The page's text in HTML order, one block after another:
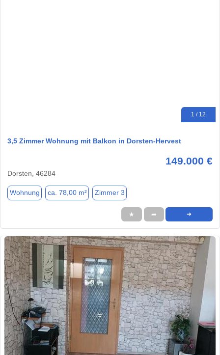
1 / 12
3,5 Zimmer Wohnung mit Balkon in Dorsten-Hervest
149.000 €
Dorsten, 46284
Wohnung ca. 78,00 m² Zimmer 3
★ ➦ ➜